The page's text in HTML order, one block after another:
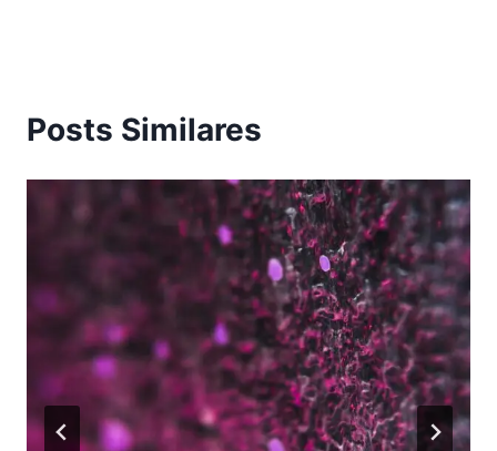
Posts Similares